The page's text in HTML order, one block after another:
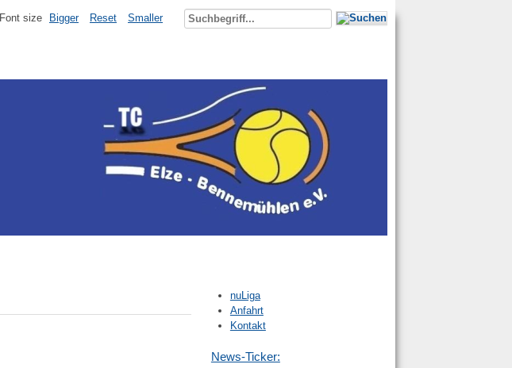
Font size Bigger Reset Smaller
nuLiga
Anfahrt
Kontakt
News-Ticker: